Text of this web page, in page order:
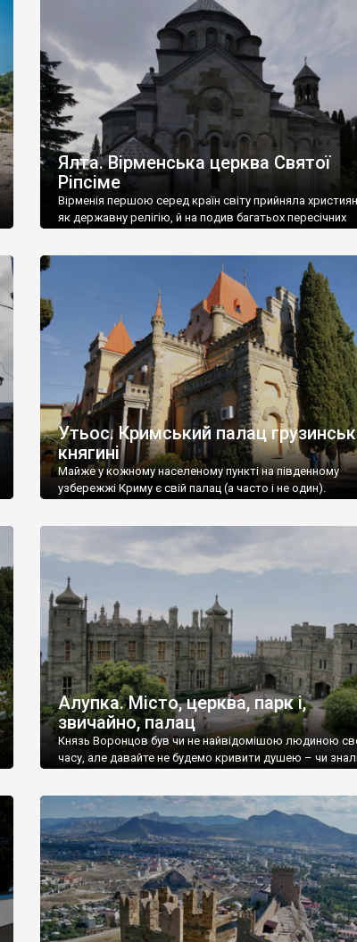
називаються «повстяками» (postaki)…” “Вино. Крим
виробляє відмінне вино і його вдосталь: воно все
легке біле і дуже […]
Ялта. Вірменська церква Святої
Ріпсіме
Вірменія першою серед країн світу прийняла
як державну релігію, й на подив багатьох пересічних
Утьос. Кримський палац
княгині
Майже у кожному населеному пункті на південному
узбережжі Криму є свій палац (а часто і не один).
Алупка. Місто, церква, парк і,
звичайно, палац
Князь Воронцов був чи не найвідомішою людиною
часу, але давайте не будемо кривити душею – чи